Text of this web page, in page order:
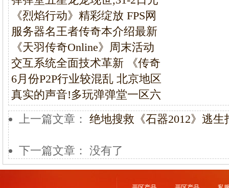
《烈焰行动》精彩绽放 FPS网
服务器名王者传奇本介绍最新
《天羽传奇Online》周末活动
交互系统全面技术革新 《传奇
6月份P2P行业较混乱 北京地区
真实的声音!多玩弹弹堂一区六
上一篇文章： 绝地搜救《石器2012》逃生
下一篇文章： 没有了